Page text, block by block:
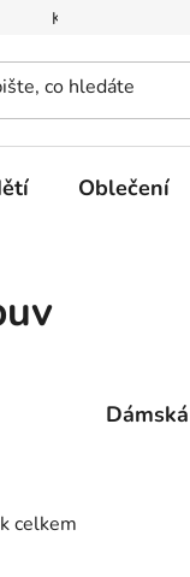
Kontakty na
Oblečení
celkem